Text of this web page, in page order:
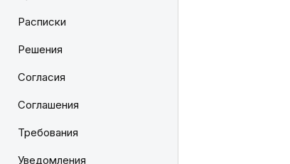
Расписки
Решения
Согласия
Соглашения
Требования
Уведомления